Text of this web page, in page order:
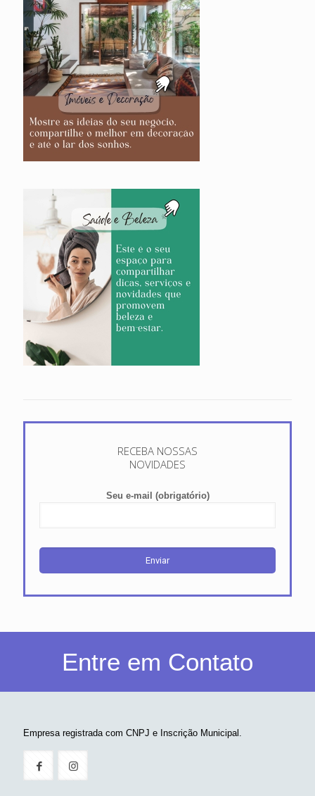
RECEBA NOSSAS
NOVIDADES
Seu e-mail (obrigatório)
Entre em Contato
Empresa registrada com CNPJ e Inscrição Municipal.